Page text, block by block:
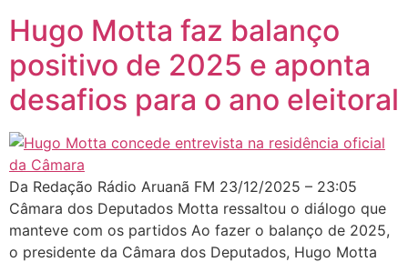
Hugo Motta faz balanço
positivo de 2025 e aponta
desafios para o ano eleitoral
Da Redação Rádio Aruanã FM 23/12/2025 – 23:05
Câmara dos Deputados Motta ressaltou o diálogo que
manteve com os partidos Ao fazer o balanço de 2025,
o presidente da Câmara dos Deputados, Hugo Motta